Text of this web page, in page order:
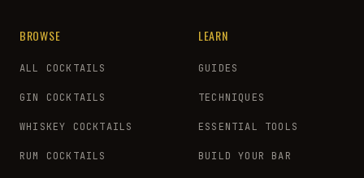
BROWSE
ALL COCKTAILS
GIN COCKTAILS
WHISKEY COCKTAILS
RUM COCKTAILS
LEARN
GUIDES
TECHNIQUES
ESSENTIAL TOOLS
BUILD YOUR BAR